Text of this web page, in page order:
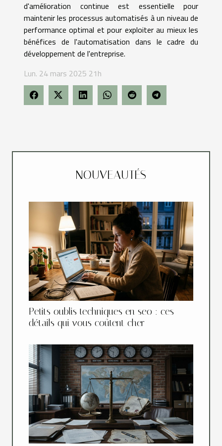
d'amélioration continue est essentielle pour
maintenir les processus automatisés à un niveau de
performance optimal et pour exploiter au mieux les
bénéfices de l'automatisation dans le cadre du
développement de l'entreprise.
Lun. 24 mars 2025 21h
NOUVEAUTÉS
Petits oublis techniques en seo : ces
détails qui vous coûtent cher